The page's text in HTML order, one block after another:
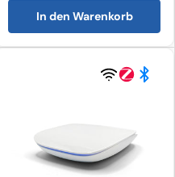
In den Warenkorb